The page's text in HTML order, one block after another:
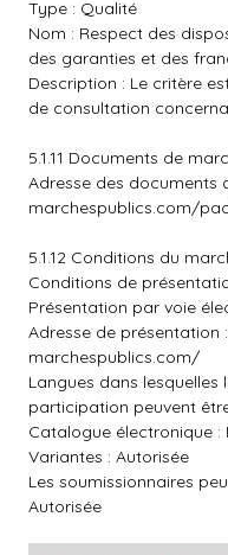
Type : Qualité
Nom : Respect des
des garanties et des
Description : Le critère
de consultation
5.1.11 Documents de
Adresse des documents
marchespublics.com/
5.1.12 Conditions du
Conditions de
Présentation par voie
Adresse de présentation :
marchespublics.com/
Langues dans
participation peuvent
Catalogue électronique :
Variantes : Autorisée
Les soumissionnaires
Autorisée